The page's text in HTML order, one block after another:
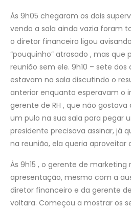
Às 9h05 chegaram os dois
vendo a sala ainda vazia foram
o diretor financeiro ligou
“pouquinho” atrasado , mas
reunião sem ele. 9h10 – sete
estavam na sala discutindo o
anterior enquanto esperavam o
gerente de RH , que não
um pulo na sua sala para pegar
presidente precisava assinar, já
na reunião, ela queria aproveitar
Às 9h15 , o gerente de
apresentação, mesmo com a
diretor financeiro e da gerente
voltara. Começou a mostrar os